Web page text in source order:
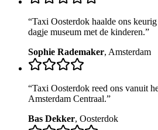
“Taxi Oosterdok haalde ons
dagje museum met de kinderen.”
Sophie Rademaker, Amsterdam
“Taxi Oosterdok reed ons vanuit
Amsterdam Centraal.”
Bas Dekker, Oosterdok